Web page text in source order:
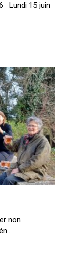
Lundi 15 juin
non